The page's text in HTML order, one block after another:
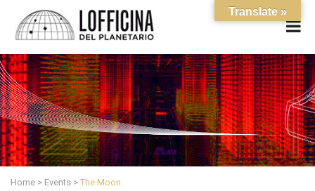
Home > Events > The Moon.
Translate »